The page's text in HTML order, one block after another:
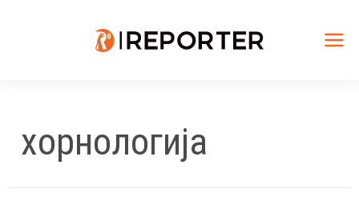
хорнологија